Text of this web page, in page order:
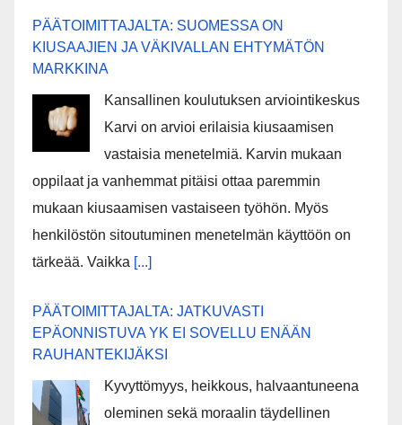
PÄÄTOIMITTAJALTA: SUOMESSA ON
KIUSAAJIEN JA VÄKIVALLAN EHTYMÄTÖN
MARKKINA
Kansallinen koulutuksen arviointikeskus
Karvi on arvioi erilaisia kiusaamisen
vastaisia menetelmiä. Karvin mukaan
oppilaat ja vanhemmat pitäisi ottaa paremmin
mukaan kiusaamisen vastaiseen työhön. Myös
henkilöstön sitoutuminen menetelmän käyttöön on
tärkeää. Vaikka [...]
PÄÄTOIMITTAJALTA: JATKUVASTI
EPÄONNISTUVA YK EI SOVELLU ENÄÄN
RAUHANTEKIJÄKSI
Kyvyttömyys, heikkous, halvaantuneena
oleminen sekä moraalin täydellinen